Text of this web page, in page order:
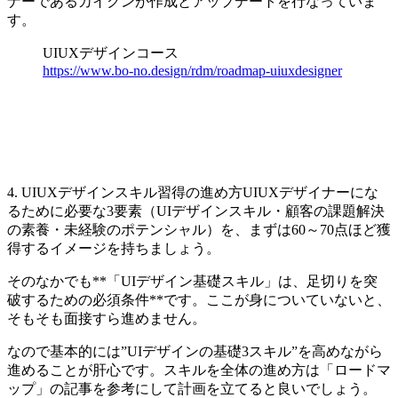
す。
UIUXデザインコース
https://www.bo-no.design/rdm/roadmap-uiuxdesigner
4. UIUXデザインスキル習得の進め方UIUXデザイナーにな
るために必要な3要素（UIデザインスキル・顧客の課題解決
の素養・未経験のポテンシャル）を、まずは60～70点ほど獲
得するイメージを持ちましょう。
そのなかでも**「UIデザイン基礎スキル」は、足切りを突
破するための必須条件**です。ここが身についていないと、
そもそも面接すら進めません。
なので基本的には”UIデザインの基礎3スキル”を高めながら
進めることが肝心です。スキルを全体の進め方は「ロードマ
ップ」の記事を参考にして計画を立てると良いでしょう。